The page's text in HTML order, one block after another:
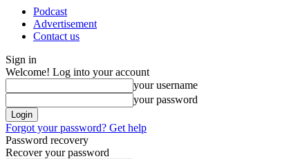
Podcast
Advertisement
Contact us
Sign in
Welcome! Log into your account
your username
your password
Forgot your password? Get help
Password recovery
Recover your password